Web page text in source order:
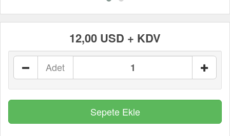
12,00 USD + KDV
Adet